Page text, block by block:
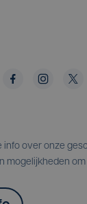
info over onze
mogelijkheden